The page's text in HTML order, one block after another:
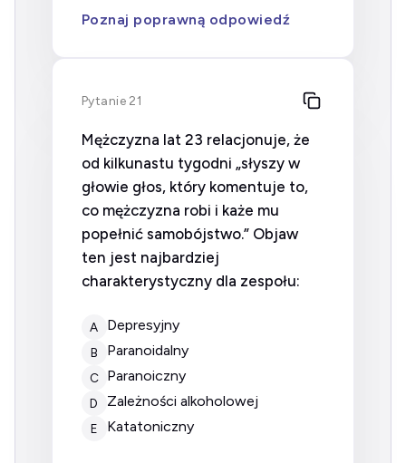
Poznaj poprawną odpowiedź
Pytanie 21
Mężczyzna lat 23 relacjonuje, że
od kilkunastu tygodni „słyszy w
głowie głos, który komentuje to,
co mężczyzna robi i każe mu
popełnić samobójstwo.” Objaw
ten jest najbardziej
charakterystyczny dla zespołu:
A Depresyjny
B Paranoidalny
C Paranoiczny
D Zależności alkoholowej
E Katatoniczny